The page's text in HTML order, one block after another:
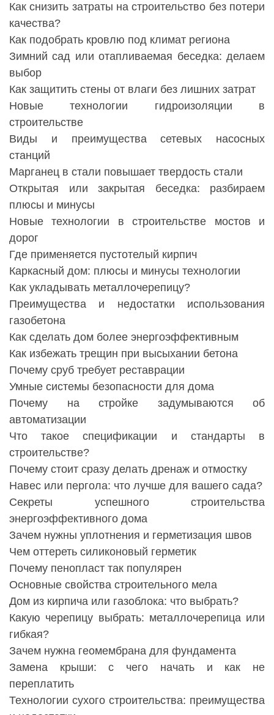
Как снизить затраты на строительство без потери
качества?
Как подобрать кровлю под климат региона
Зимний сад или отапливаемая беседка: делаем
выбор
Как защитить стены от влаги без лишних затрат
Новые технологии гидроизоляции в
строительстве
Виды и преимущества сетевых насосных
станций
Марганец в стали повышает твердость стали
Открытая или закрытая беседка: разбираем
плюсы и минусы
Новые технологии в строительстве мостов и
дорог
Где применяется пустотелый кирпич
Каркасный дом: плюсы и минусы технологии
Как укладывать металлочерепицу?
Преимущества и недостатки использования
газобетона
Как сделать дом более энергоэффективным
Как избежать трещин при высыхании бетона
Почему сруб требует реставрации
Умные системы безопасности для дома
Почему на стройке задумываются об
автоматизации
Что такое спецификации и стандарты в
строительстве?
Почему стоит сразу делать дренаж и отмостку
Навес или пергола: что лучше для вашего сада?
Секреты успешного строительства
энергоэффективного дома
Зачем нужны уплотнения и герметизация швов
Чем оттереть силиконовый герметик
Почему пенопласт так популярен
Основные свойства строительного мела
Дом из кирпича или газоблока: что выбрать?
Какую черепицу выбрать: металлочерепица или
гибкая?
Зачем нужна геомембрана для фундамента
Замена крыши: с чего начать и как не
переплатить
Технологии сухого строительства: преимущества